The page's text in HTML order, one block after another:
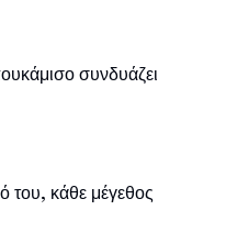
συνδυάζει
του, κάθε μέγεθος